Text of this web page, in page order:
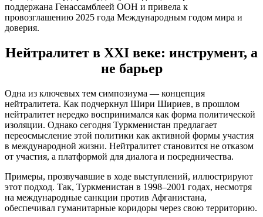
поддержана Генассамблеей ООН и привела к
провозглашению 2025 года Международным годом мира и
доверия.
Нейтралитет в XXI веке: инструмент, а
не барьер
Одна из ключевых тем симпозиума — концепция
нейтралитета. Как подчеркнул Шири Шириев, в прошлом
нейтралитет нередко воспринимался как форма политической
изоляции. Однако сегодня Туркменистан предлагает
переосмысление этой политики как активной формы участия
в международной жизни. Нейтралитет становится не отказом
от участия, а платформой для диалога и посредничества.
Примеры, прозвучавшие в ходе выступлений, иллюстрируют
этот подход. Так, Туркменистан в 1998–2001 годах, несмотря
на международные санкции против Афганистана,
обеспечивал гуманитарные коридоры через свою территорию.